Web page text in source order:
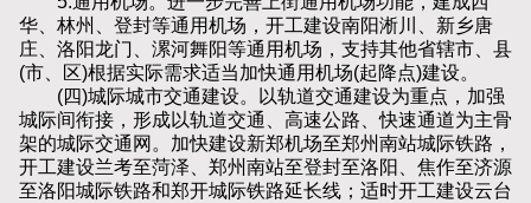
华、林州、登封等通用机场，开工建设南阳淅川、新乡唐
庄、洛阳龙门、漯河舞阳等通用机场，支持其他省辖市、县
(市、区)根据实际需求适当加快通用机场(起降点)建设。
(四)城际城市交通建设。以轨道交通建设为重点，加强
城际间衔接，形成以轨道交通、高速公路、快速通道为主骨
架的城际交通网。加快建设新郑机场至郑州南站城际铁路，
开工建设兰考至菏泽、郑州南站至登封至洛阳、焦作至济源
至洛阳城际铁路和郑开城际铁路延长线；适时开工建设云台